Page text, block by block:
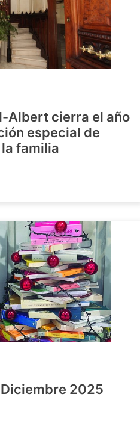
Albert cierra el año
especial de
familia
2025